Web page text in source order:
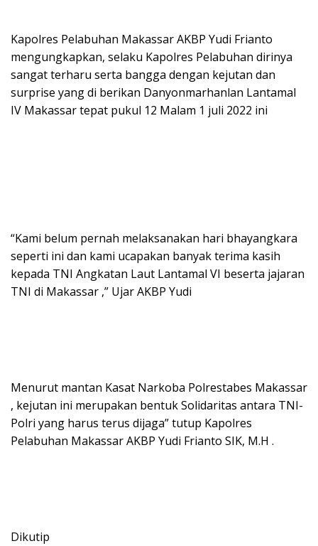
Kapolres Pelabuhan Makassar AKBP Yudi Frianto
mengungkapkan, selaku Kapolres Pelabuhan dirinya
sangat terharu serta bangga dengan kejutan dan
surprise yang di berikan Danyonmarhanlan Lantamal
IV Makassar tepat pukul 12 Malam 1 juli 2022 ini
“Kami belum pernah melaksanakan hari bhayangkara
seperti ini dan kami ucapakan banyak terima kasih
kepada TNI Angkatan Laut Lantamal VI beserta jajaran
TNI di Makassar ,” Ujar AKBP Yudi
Menurut mantan Kasat Narkoba Polrestabes Makassar
, kejutan ini merupakan bentuk Solidaritas antara TNI-
Polri yang harus terus dijaga” tutup Kapolres
Pelabuhan Makassar AKBP Yudi Frianto SIK, M.H .
Dikutip